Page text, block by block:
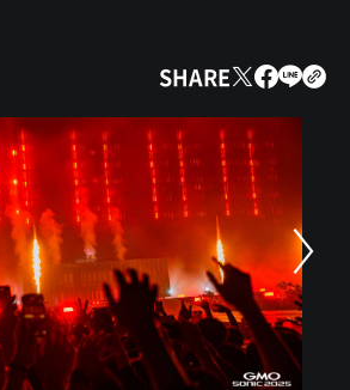
SHARE